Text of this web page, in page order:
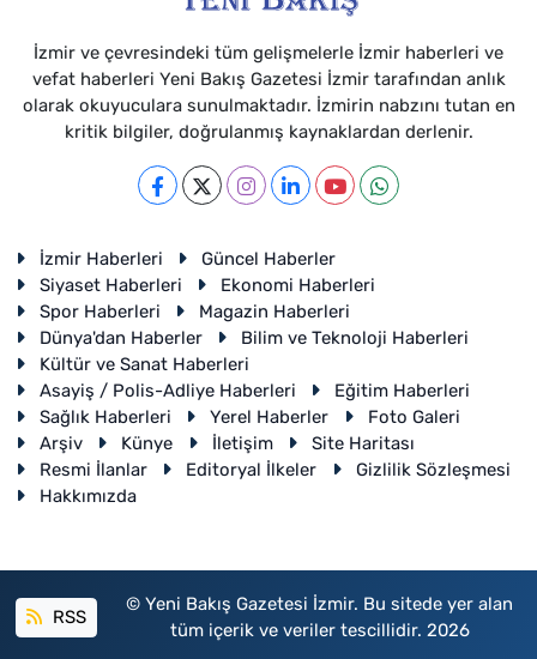
İzmir ve çevresindeki tüm gelişmelerle İzmir haberleri ve
vefat haberleri Yeni Bakış Gazetesi İzmir tarafından anlık
olarak okuyuculara sunulmaktadır. İzmirin nabzını tutan en
kritik bilgiler, doğrulanmış kaynaklardan derlenir.
İzmir Haberleri
Güncel Haberler
Siyaset Haberleri
Ekonomi Haberleri
Spor Haberleri
Magazin Haberleri
Dünya'dan Haberler
Bilim ve Teknoloji Haberleri
Kültür ve Sanat Haberleri
Asayiş / Polis-Adliye Haberleri
Eğitim Haberleri
Sağlık Haberleri
Yerel Haberler
Foto Galeri
Arşiv
Künye İletişim
Site Haritası
Resmi İlanlar
Editoryal İlkeler
Gizlilik Sözleşmesi
Hakkımızda
RSS
© Yeni Bakış Gazetesi İzmir. Bu sitede yer alan
tüm içerik ve veriler tescillidir. 2026